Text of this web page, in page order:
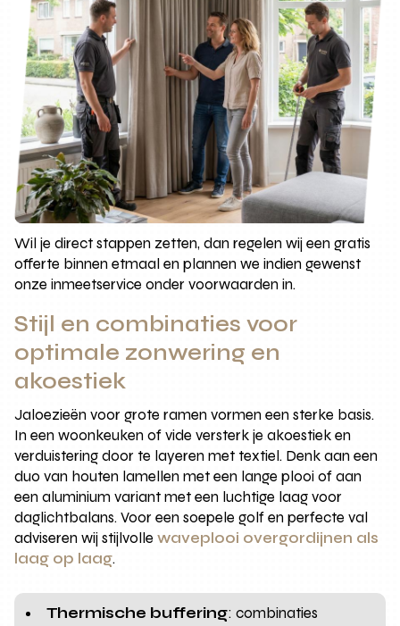
Wil je direct stappen zetten, dan regelen wij een gratis
offerte binnen etmaal en plannen we indien gewenst
onze inmeetservice onder voorwaarden in.
Stijl en combinaties voor
optimale zonwering en
akoestiek
Jaloezieën voor grote ramen vormen een sterke basis.
In een woonkeuken of vide versterk je akoestiek en
verduistering door te layeren met textiel. Denk aan een
duo van houten lamellen met een lange plooi of aan
een aluminium variant met een luchtige laag voor
daglichtbalans. Voor een soepele golf en perfecte val
adviseren wij stijlvollewaveplooi overgordijnen als
laag op laag.
Thermische buffering: combinaties